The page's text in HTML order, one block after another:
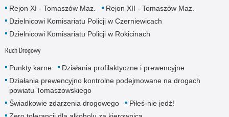
Rejon XI - Tomaszów Maz.
Rejon XII - Tomaszów Maz.
Dzielnicowi Komisariatu Policji w Czerniewicach
Dzielnicowi Komisariatu Policji w Rokicinach
Ruch Drogowy
Punkty karne
Działania profilaktyczne i prewencyjne
Działania prewencyjno kontrolne podejmowane na drogach
powiatu Tomaszowskiego
Świadkowie zdarzenia drogowego
Piłeś-nie jedź!